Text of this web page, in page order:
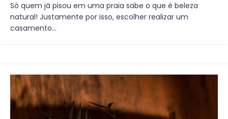
Só quem já pisou em uma praia sabe o que é beleza
natural! Justamente por isso, escolher realizar um
casamento...